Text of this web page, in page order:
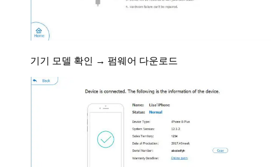
기기 모델 확인 → 펌웨어 다운로드